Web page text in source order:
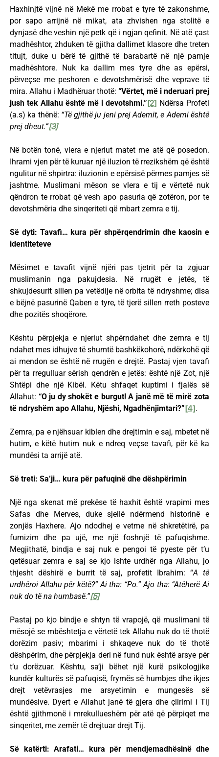
Haxhinjtë vijnë në Mekë me rrobat e tyre të zakonshme,
por sapo arrijnë në mikat, ata zhvishen nga stolitë e
dynjasë dhe veshin një petk që i ngjan qefinit. Në atë çast
madhështor, zhduken të gjitha dallimet klasore dhe treten
titujt, duke u bërë të gjithë të barabartë në një pamje
madhështore. Nuk ka dallim mes tyre dhe as epërsi,
përveçse me peshoren e devotshmërisë dhe veprave të
mira. Allahu i Madhëruar thotë: “Vërtet, më i nderuari prej
jush tek Allahu është më i devotshmi.”[2] Ndërsa Profeti
(a.s) ka thënë: “Të gjithë ju jeni prej Ademit, e Ademi është
prej dheut.”[3]
Në botën tonë, vlera e njeriut matet me atë që posedon.
Ihrami vjen për të kuruar një iluzion të rrezikshëm që është
ngulitur në shpirtra: iluzionin e epërsisë përmes pamjes së
jashtme. Muslimani mëson se vlera e tij e vërtetë nuk
qëndron te rrobat që vesh apo pasuria që zotëron, por te
devotshmëria dhe sinqeriteti që mbart zemra e tij.
Së dyti: Tavafi… kura për shpërqendrimin dhe kaosin e
identiteteve
Mësimet e tavafit vijnë njëri pas tjetrit për ta zgjuar
muslimanin nga pakujdesia. Në rrugët e jetës, të
shkujdesurit sillen pa vetëdije në orbita të ndryshme; disa
e bëjnë pasurinë Qaben e tyre, të tjerë sillen rreth posteve
dhe pozitës shoqërore.
Kështu përpjekja e njeriut shpërndahet dhe zemra e tij
ndahet mes idhujve të shumtë bashkëkohorë, ndërkohë që
ai mendon se është në rrugën e drejtë. Pastaj vjen tavafi
për ta rregulluar sërish qendrën e jetës: është një Zot, një
Shtëpi dhe një Kibël. Këtu shfaqet kuptimi i fjalës së
Allahut: “O ju dy shokët e burgut! A janë më të mirë zota
të ndryshëm apo Allahu, Njëshi, Ngadhënjimtari?”[4].
Zemra, pa e njëhsuar kiblen dhe drejtimin e saj, mbetet në
hutim, e këtë hutim nuk e ndreq veçse tavafi, për kë ka
mundësi ta arrijë atë.
Së treti: Sa’ji… kura për pafuqinë dhe dëshpërimin
Një nga skenat më prekëse të haxhit është vrapimi mes
Safas dhe Merves, duke sjellë ndërmend historinë e
zonjës Haxhere. Ajo ndodhej e vetme në shkretëtirë, pa
furnizim dhe pa ujë, me një foshnjë të pafuqishme.
Megjithatë, bindja e saj nuk e pengoi të pyeste për t’u
qetësuar zemra e saj se kjo ishte urdhër nga Allahu, jo
thjesht dëshirë e burrit të saj, profetit Ibrahim: “A të
urdhëroi Allahu për këtë?” Ai tha: “Po.” Ajo tha: “Atëherë Ai
nuk do të na humbasë.”[5]
Pastaj po kjo bindje e shtyn të vrapojë, që muslimani të
mësojë se mbështetja e vërtetë tek Allahu nuk do të thotë
dorëzim pasiv; mbarimi i shkaqeve nuk do të thotë
dëshpërim, dhe përpjekja deri në fund nuk është arsye për
t’u dorëzuar. Kështu, sa’ji bëhet një kurë psikologjike
kundër kulturës së pafuqisë, frymës së humbjes dhe ikjes
drejt vetëvrasjes me arsyetimin e mungesës së
mundësive. Dyert e Allahut janë të gjera dhe çlirimi i Tij
është gjithmonë i mrekullueshëm për atë që përpiqet me
sinqeritet, me zemër të drejtuar drejt Tij.
Së katërti: Arafati… kura për mendjemadhësinë dhe